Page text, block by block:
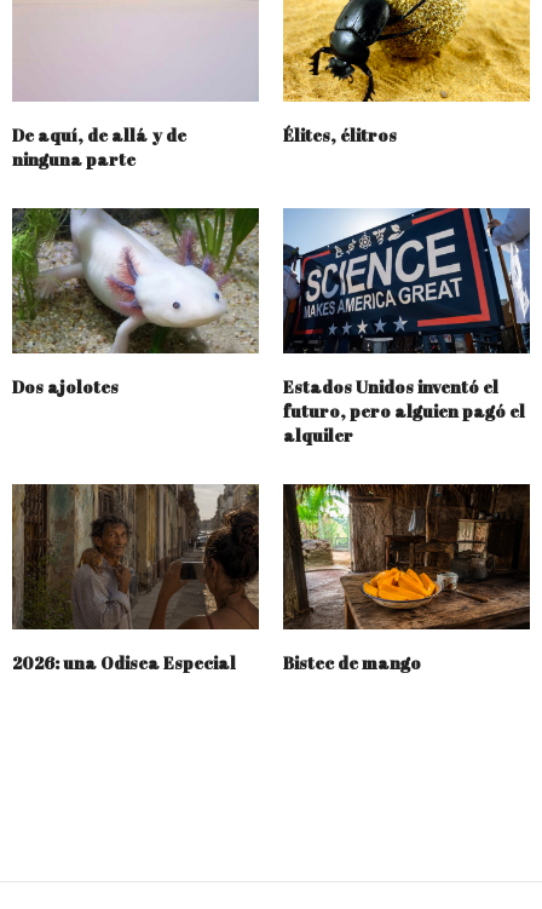
De aquí, de allá y de
ninguna parte
Élites, élitros
Dos ajolotes
Estados Unidos inventó el
futuro, pero alguien pagó el
alquiler
2026: una Odisea Especial Bistec de mango